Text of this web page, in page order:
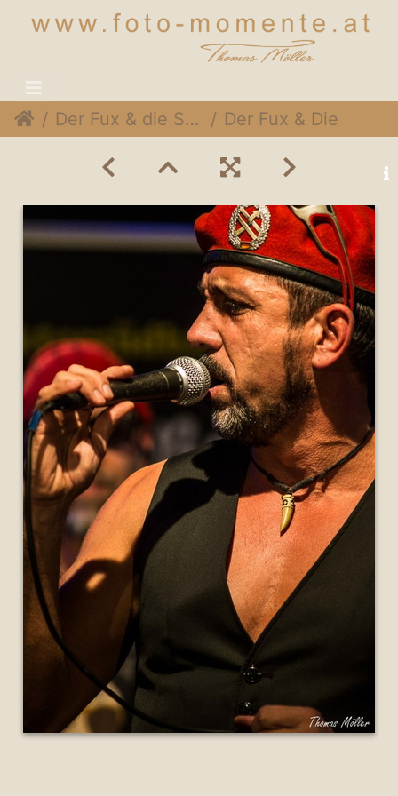
Der Fux & die Sympartie @ Rothneusiedlerhof Wien, 24. November 2014 Der Fux & Die SymPartie 006